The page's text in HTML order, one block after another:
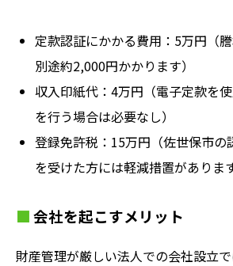
定款認証にかかる費用：5万円（
別途約2,000円かかります）
収入印紙代：4万円（電子定款を
を行う場合は必要なし）
登録免許税：15万円（佐世保市の
を受けた方には軽減措置があります
会社を起こすメリット
財産管理が厳しい法人での会社設立